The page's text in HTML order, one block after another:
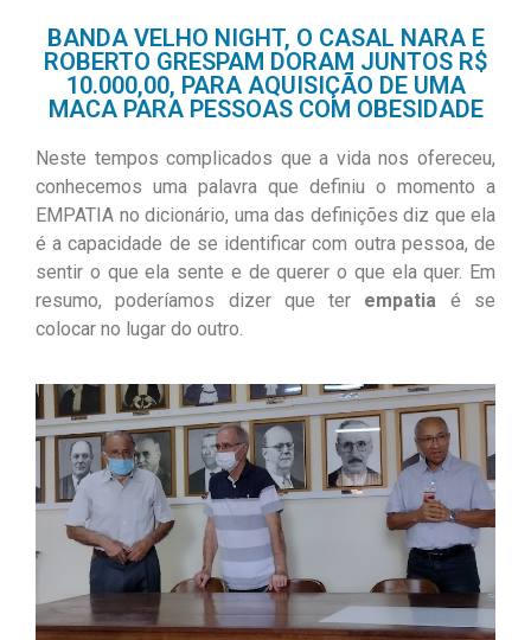
BANDA VELHO NIGHT, O CASAL NARA E
ROBERTO GRESPAM DORAM JUNTOS R$
10.000,00, PARA AQUISIÇÃO DE UMA
MACA PARA PESSOAS COM OBESIDADE
Neste tempos complicados que a vida nos ofereceu,
conhecemos uma palavra que definiu o momento a
EMPATIA no dicionário, uma das definições diz que ela
é a capacidade de se identificar com outra pessoa, de
sentir o que ela sente e de querer o que ela quer. Em
resumo, poderíamos dizer que ter empatia é se
colocar no lugar do outro.